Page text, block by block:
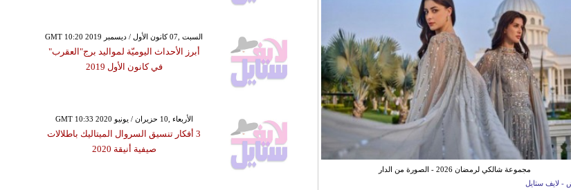
مجموعة شالكي لرمضان 2026 - الصورة من الدار
- لايف ستايل
GMT 10:20 2019 السبت ,07 كانون الأول / ديسمبر
أبرز الأحداث اليوميّة لمواليد برج"العقرب"
في كانون الأول 2019
GMT 10:33 2020 الأربعاء ,10 حزيران / يونيو
3 أفكار تنسيق السروال الميتاليك باطلالات
صيفية أنيقة 2020